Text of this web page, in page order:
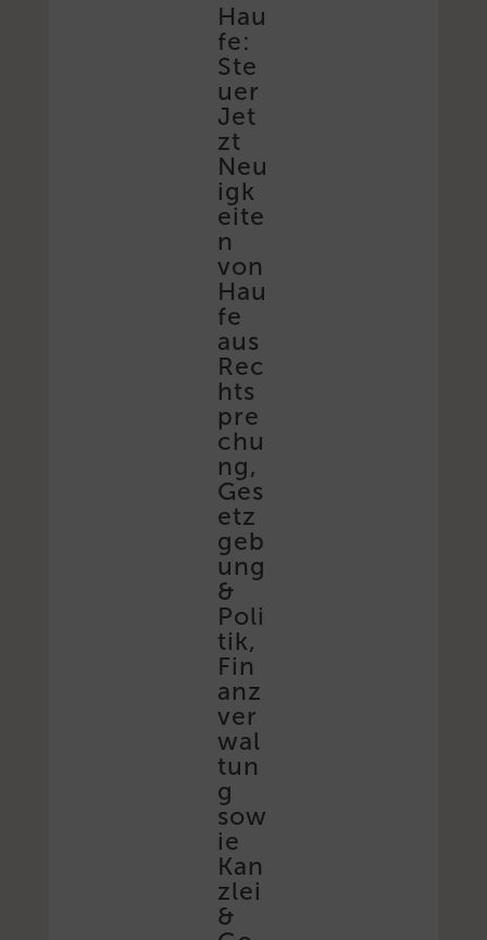
Hau
fe:
Ste
uer
Jet
zt
Neu
igk
eite
n
von
Hau
fe
aus
Rec
hts
pre
chu
ng,
Ges
etz
geb
ung
&
Poli
tik,
Fin
anz
ver
wal
tun
g
sow
ie
Kan
zlei
&